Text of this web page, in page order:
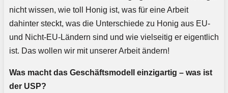
nicht wissen, wie toll Honig ist, was für eine Arbeit
dahinter steckt, was die Unterschiede zu Honig aus EU-
und Nicht-EU-Ländern sind und wie vielseitig er eigentlich
ist. Das wollen wir mit unserer Arbeit ändern!
Was macht das Geschäftsmodell einzigartig – was ist
der USP?